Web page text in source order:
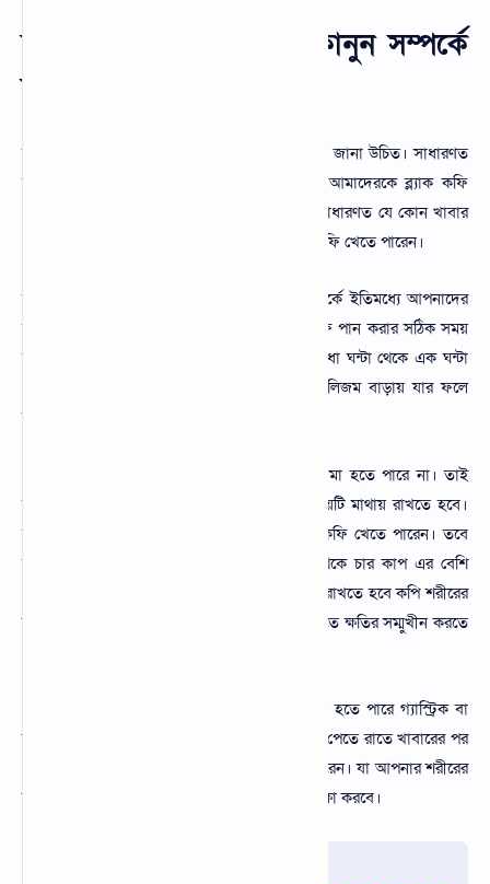
ব্ল্যাক কফি খাওয়ার নিয়ম কানুন সম্পর্কে
ব্ল্যাক কফি খাওয়ার নিয়ম সম্পর্কে আমাদের বিস্তারিত জানা উচিত। সাধারণত
আমরা সবাই ব্ল্যাক কফি খেতে পছন্দ করি। তাই আমাদেরকে ব্ল্যাক কফি
খাওয়ার সঠিক নিয়ম সম্পর্কে জানা উচিত। আপনি সাধারণত যে কোন খাবার
গ্রহণ করার পর শরীরের বিভিন্ন উপকার পেতে ব্ল্যাক কফি খেতে পারেন।
ব্ল্যাক কফি খাওয়ার উপকারিতা ও অপকারিতা সম্পর্কে ইতিমধ্যে আপনাদের
সামনে বিভিন্ন তথ্য উপস্থাপন করেছি। তবে ব্ল্যাক কফি পান করার সঠিক সময়
হলো সকালে খাবারের পর অথবা রাতে খাবারের আধা ঘন্টা থেকে এক ঘন্টা
পর। এসময় খাওয়ার ফলে আপনার শরীরের মেটাবলিজম বাড়ায় যার ফলে
এছাড়া শরীরে অতিরিক্ত চর্বি এবং কোলোস্টোরল জমা হতে পারে না। তাই
আপনাকে অবশ্যই সঠিক উপকারিতা পেতে এই বিষয়টি মাথায় রাখতে হবে।
আপনি যে কোন খাবার খাবার এক ঘন্টা পরে এই কফি খেতে পারেন। তবে
আপনাকে মাথায় রাখতে হবে দিনে সর্বোচ্চ তিন থেকে চার কাপ এর বেশি
খাওয়া যাবে না। আরো কিছু বিষয় আপনাকে মাথায় রাখতে হবে কপি শরীরের
জন্য ভালো কিন্তু এটা খালি পেটে খাওয়া যাবে না এতে ক্ষতির সম্মুখীন করতে
খালি পেটে খায় তাহলে উপরে উল্লেখিত সমস্যাগুলো হতে পারে গ্যাস্ট্রিক বা
বিভিন্ন পেটের সমস্যা। তাই আপনি সঠিক উপকারিতা পেতে রাতে খাবারের পর
এবং সকালে খাবারের পর খাওয়ার অভ্যাস করতে পারেন। যা আপনার শরীরের
উপকারিতা করবে এবং ক্ষতিকর প্রভাব গুলো থেকে রক্ষা করবে।